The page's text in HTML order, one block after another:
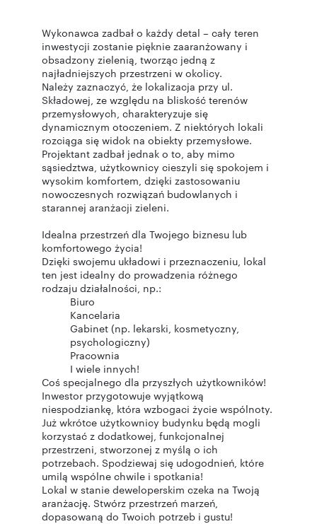
Wykonawca zadbał o każdy detal – cały teren
inwestycji zostanie pięknie zaaranżowany i
obsadzony zielenią, tworząc jedną z
najładniejszych przestrzeni w okolicy.
Należy zaznaczyć, że lokalizacja przy ul.
Składowej, ze względu na bliskość terenów
przemysłowych, charakteryzuje się
dynamicznym otoczeniem. Z niektórych lokali
rozciąga się widok na obiekty przemysłowe.
Projektant zadbał jednak o to, aby mimo
sąsiedztwa, użytkownicy cieszyli się spokojem i
wysokim komfortem, dzięki zastosowaniu
nowoczesnych rozwiązań budowlanych i
starannej aranżacji zieleni.
Idealna przestrzeń dla Twojego biznesu lub
komfortowego życia!
Dzięki swojemu układowi i przeznaczeniu, lokal
ten jest idealny do prowadzenia różnego
rodzaju działalności, np.:
Biuro
Kancelaria
Gabinet (np. lekarski, kosmetyczny,
psychologiczny)
Pracownia
I wiele innych!
Coś specjalnego dla przyszłych użytkowników!
Inwestor przygotowuje wyjątkową
niespodziankę, która wzbogaci życie wspólnoty.
Już wkrótce użytkownicy budynku będą mogli
korzystać z dodatkowej, funkcjonalnej
przestrzeni, stworzonej z myślą o ich
potrzebach. Spodziewaj się udogodnień, które
umilą wspólne chwile i spotkania!
Lokal w stanie deweloperskim czeka na Twoją
aranżację. Stwórz przestrzeń marzeń,
dopasowaną do Twoich potrzeb i gustu!